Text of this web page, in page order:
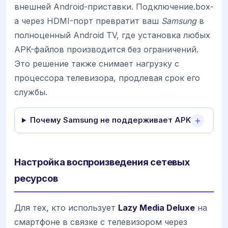
внешней Android-приставки. Подключение.box-
а через HDMI-порт превратит ваш Samsungв
полноценный Android TV, где установка любых
APK-файлов производится без ограничений.
Это решение также снимает нагрузку с
процессора телевизора, продлевая срок его
службы.
Почему Samsung не поддерживает APK?
Настройка воспроизведения сетевых
ресурсов
Для тех, кто использует Lazy Media Deluxe на
смартфоне в связке с телевизором через